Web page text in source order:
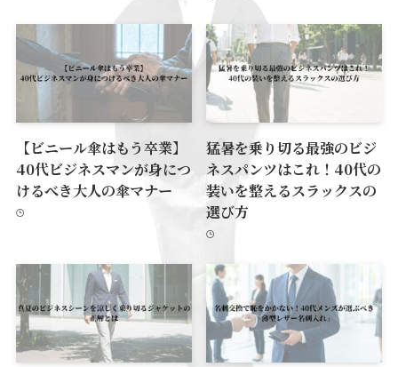
【ビニール傘はもう卒業】
40代ビジネスマンが身につ
けるべき大人の傘マナー
猛暑を乗り切る最強のビジ
ネスパンツはこれ！40代の
装いを整えるスラックスの
選び方